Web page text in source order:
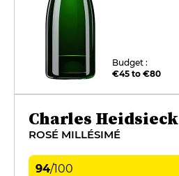
Budget :
€45 to €80
Charles Heidsieck
ROSÉ MILLÉSIMÉ
94/100